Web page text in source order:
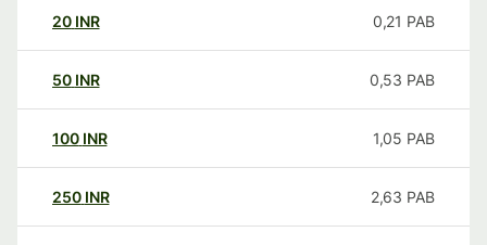
20 INR 0,21 PAB
50 INR 0,53 PAB
100 INR 1,05 PAB
250 INR 2,63 PAB